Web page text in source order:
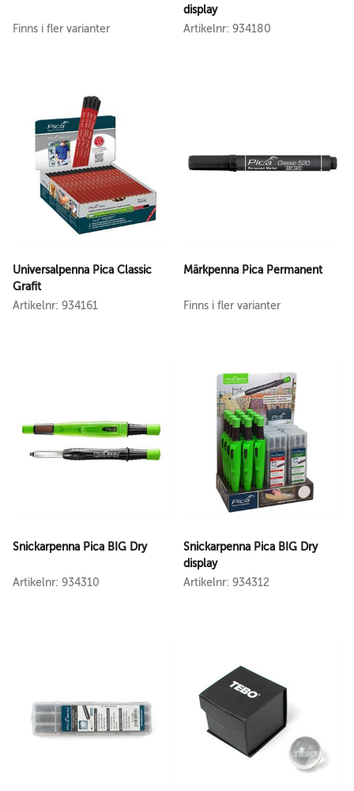
Finns i fler varianter
display
Artikelnr: 934180
Universalpenna Pica Classic
Grafit
Artikelnr: 934161
Märkpenna Pica Permanent
Finns i fler varianter
Snickarpenna Pica BIG Dry
Artikelnr: 934310
Snickarpenna Pica BIG Dry
display
Artikelnr: 934312